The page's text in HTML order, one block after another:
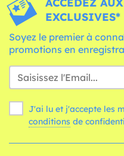
EXCLUSIVES*
Soyez le premier à
promotions en
J'ai lu et j'accepte les
conditions de